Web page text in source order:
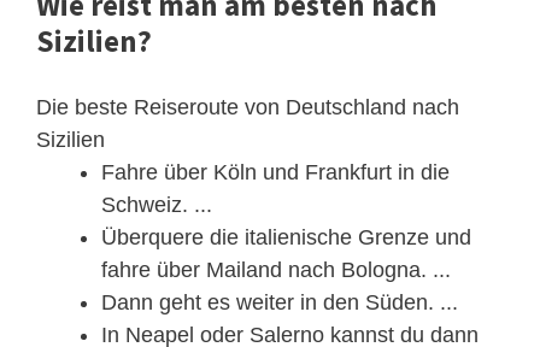
Sizilien?
Die beste Reiseroute von Deutschland nach
Sizilien
Fahre über Köln und Frankfurt in die
Schweiz. ...
Überquere die italienische Grenze und
fahre über Mailand nach Bologna. ...
Dann geht es weiter in den Süden. ...
In Neapel oder Salerno kannst du dann